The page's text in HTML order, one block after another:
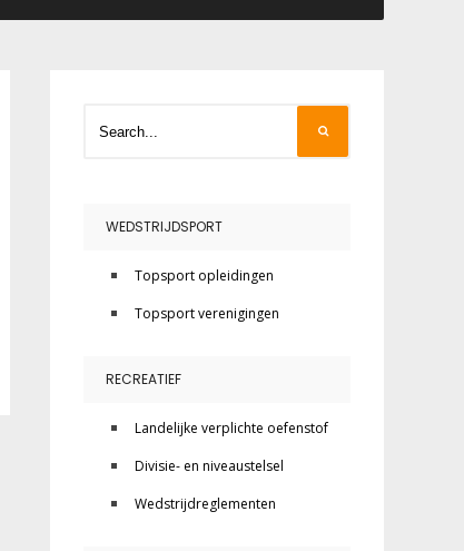
WEDSTRIJDSPORT
Topsport opleidingen
Topsport verenigingen
RECREATIEF
Landelijke verplichte oefenstof
Divisie- en niveaustelsel
Wedstrijdreglementen